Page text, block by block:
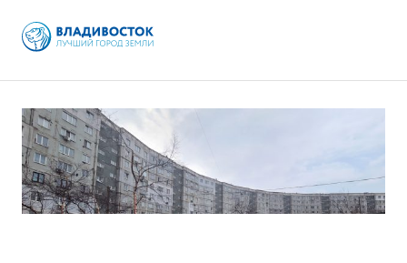
content